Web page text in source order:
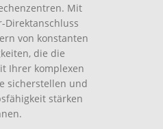
Mit
Direktanschluss
von konstanten
die die
Ihrer komplexen
sicherstellen und
stärken